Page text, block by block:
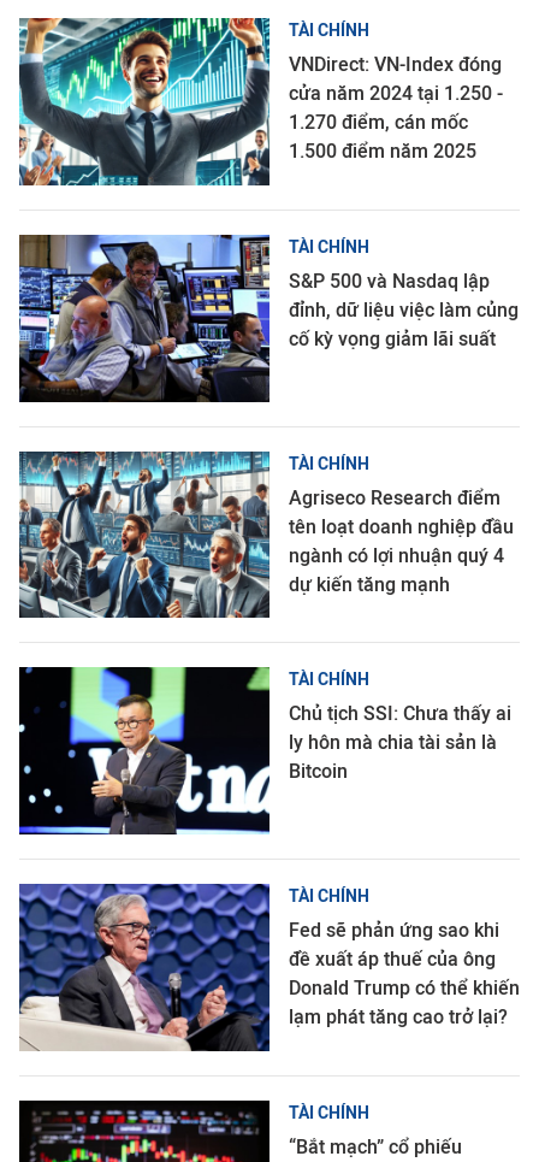
TÀI CHÍNH
VNDirect: VN-Index đóng
cửa năm 2024 tại 1.250 -
1.270 điểm, cán mốc
1.500 điểm năm 2025
TÀI CHÍNH
S&P 500 và Nasdaq lập
đỉnh, dữ liệu việc làm củng
cố kỳ vọng giảm lãi suất
TÀI CHÍNH
Agriseco Research điểm
tên loạt doanh nghiệp đầu
ngành có lợi nhuận quý 4
dự kiến tăng mạnh
TÀI CHÍNH
Chủ tịch SSI: Chưa thấy ai
ly hôn mà chia tài sản là
Bitcoin
TÀI CHÍNH
Fed sẽ phản ứng sao khi
đề xuất áp thuế của ông
Donald Trump có thể khiến
lạm phát tăng cao trở lại?
TÀI CHÍNH
“Bắt mạch” cổ phiếu